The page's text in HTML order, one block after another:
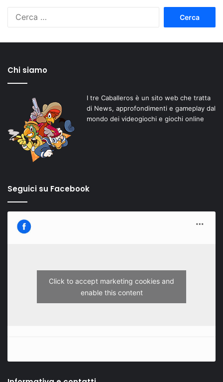
Chi siamo
I tre Caballeros è un sito web che tratta
di News, approfondimenti e gameplay dal
mondo dei videogiochi e giochi online
Seguici su Facebook
Click to accept marketing cookies and
enable this content